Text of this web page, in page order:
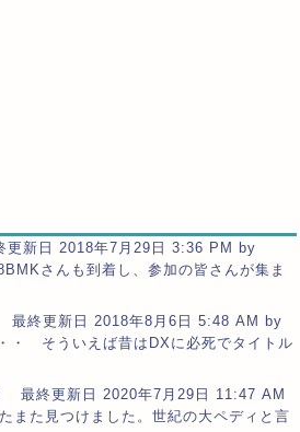
新日 2018年7月29日 3:36 PM by
さんも到着し、参加の皆さんが集ま
終更新日 2018年8月6日 5:48 AM by
・ そういえば昔はDXに必死でタイトル
最終更新日 2020年7月29日 11:47 AM
また見つけました。世紀の大ペディと言